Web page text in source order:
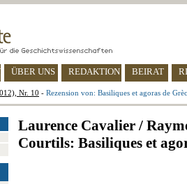
ÜBER UNS REDAKTION BEIRAT
Nr. 10 - Rezension von: Basiliques et agoras de
Laurence Cavalier /
Courtils: Basiliques et